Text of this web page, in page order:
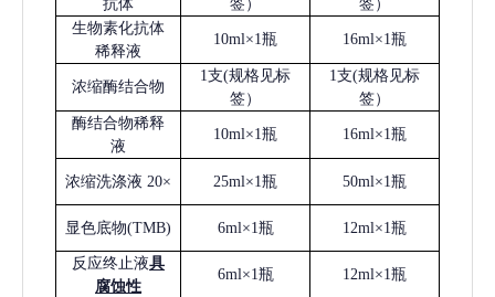
抗体
签）
签）
生物素化抗体
稀释液
10ml×1瓶 16ml×1瓶
浓缩酶结合物
1支(规格见标
签）
1支(规格见标
签）
酶结合物稀释
液
10ml×1瓶 16ml×1瓶
浓缩洗涤液 20× 25ml×1瓶 50ml×1瓶
显色底物(TMB) 6ml×1瓶 12ml×1瓶
反应终止液具
腐蚀性
6ml×1瓶 12ml×1瓶